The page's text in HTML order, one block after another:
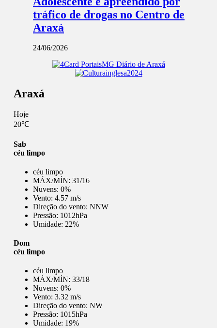
tráfico de drogas no Centro de
Araxá
24/06/2026
Araxá
Hoje
20℃
Sab
céu limpo
céu limpo
MÁX/MÍN: 31/16
Nuvens: 0%
Vento: 4.57 m/s
Direção do vento: NNW
Pressão: 1012hPa
Umidade: 22%
Dom
céu limpo
céu limpo
MÁX/MÍN: 33/18
Nuvens: 0%
Vento: 3.32 m/s
Direção do vento: NW
Pressão: 1015hPa
Umidade: 19%